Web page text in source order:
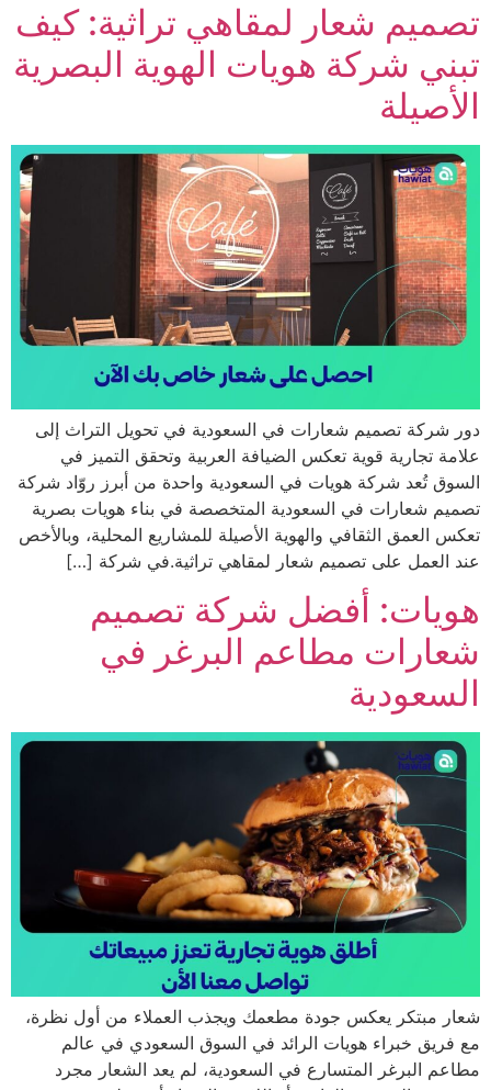
شعار لمقاهي تراثية: كيف
شركة هويات الهوية البصرية
تصميم شعارات في السعودية في تحويل التراث إلى
تجارية قوية تعكس الضيافة العربية وتحقق التميز في
تُعد شركة هويات في السعودية واحدة من أبرز روّاد شركة
شعارات في السعودية المتخصصة في بناء هويات بصرية
الثقافي والهوية الأصيلة للمشاريع المحلية، وبالأخص
على تصميم شعار لمقاهي تراثية.في شركة […]
أفضل شركة تصميم
مطاعم البرغر في
مبتكر يعكس جودة مطعمك ويجذب العملاء من أول نظرة،
خبراء هويات الرائد في السوق السعودي في عالم
البرغر المتسارع في السعودية، لم يعد الشعار مجرد